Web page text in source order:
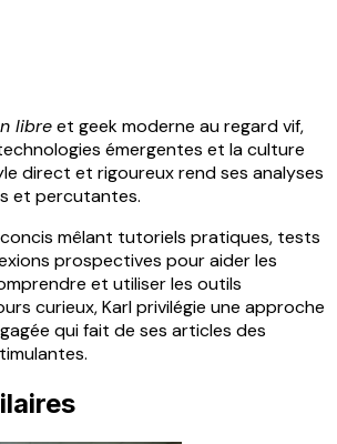
libreet geek moderne au regard vif,
émergentes et la culture
direct et rigoureux rend ses analyses
et percutantes.
mêlant tutoriels pratiques, tests
prospectives pour aider les
et utiliser les outils
curieux, Karl privilégie une approche
qui fait de ses articles des